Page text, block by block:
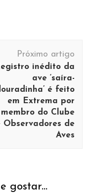
Próximo artigo
inédito da
ave ‘saíra-
é feito
em Extrema por
membro do Clube
Observadores de
Aves
gostar...